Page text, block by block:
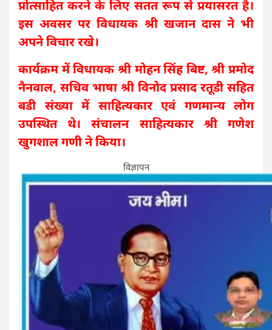
प्रोत्साहित करने के लिए सतत रूप से प्रयासरत है।
इस अवसर पर विधायक श्री खजान दास ने भी
अपने विचार रखे।
कार्यक्रम में विधायक श्री मोहन सिंह बिष्ट, श्री प्रमोद
नैनवाल, सचिव भाषा श्री विनोद प्रसाद रतूडी सहित
बडी संख्या में साहित्यकार एवं गणमान्य लोग
उपस्थित थे। संचालन साहित्यकार श्री गणेश
खुगशाल गणी ने किया।
विज्ञापन